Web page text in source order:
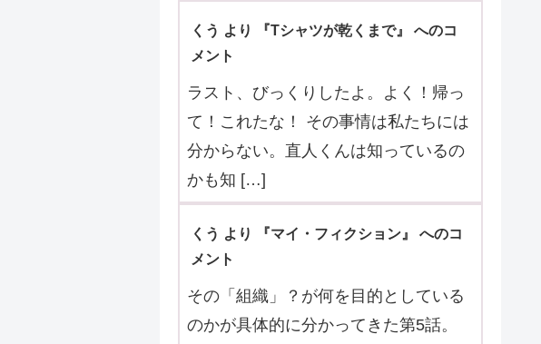
「みるはち」投稿レビュー
くう より 『Tシャツが乾くまで』 へのコ
メント